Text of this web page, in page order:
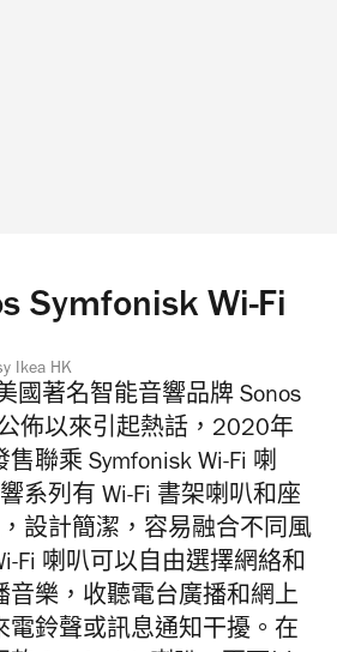
Symfonisk Wi-Fi
Ikea HK
國著名智能音響品牌 Sonos
佈以來引起熱話，2020年
聯乘 Symfonisk Wi-Fi 喇
系列有 Wi-Fi 書架喇叭和座
設計簡潔，容易融合不同風
Fi 喇叭可以自由選擇網絡和
音樂，收聽電台廣播和網上
電鈴聲或訊息通知干擾。在